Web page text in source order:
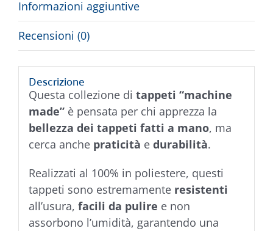
Informazioni aggiuntive
Recensioni (0)
Descrizione
Questa collezione di tappeti “machine
made”è pensata per chi apprezza la
bellezza dei tappeti fatti a mano, ma
cerca anche praticità e durabilità.
Realizzati al 100% in poliestere, questi
tappeti sono estremamente resistenti
all’usura, facili da pulire e non
assorbono l’umidità, garantendo una